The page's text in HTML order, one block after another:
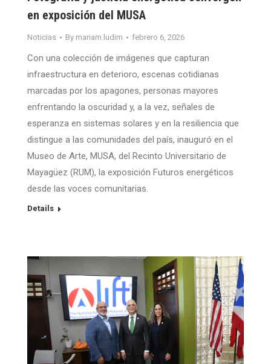
en exposición del MUSA
Noticias By mariam.ludim febrero 6, 2026
Con una colección de imágenes que capturan
infraestructura en deterioro, escenas cotidianas
marcadas por los apagones, personas mayores
enfrentando la oscuridad y, a la vez, señales de
esperanza en sistemas solares y en la resiliencia que
distingue a las comunidades del país, inauguró en el
Museo de Arte, MUSA, del Recinto Universitario de
Mayagüez (RUM), la exposición Futuros energéticos
desde las voces comunitarias.
Details